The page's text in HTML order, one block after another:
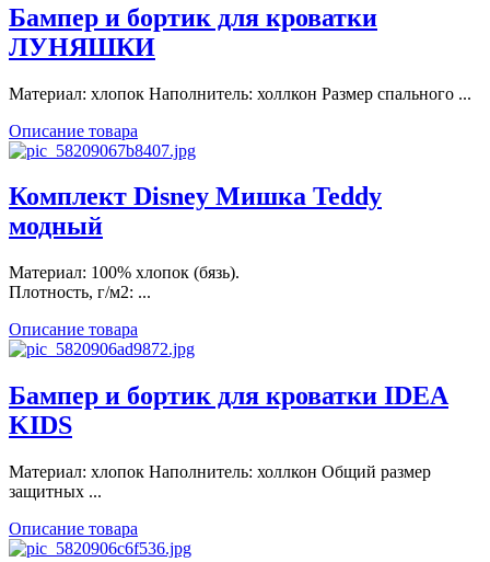
Бампер и бортик для кроватки
ЛУНЯШКИ
Материал: хлопок Наполнитель: холлкон Размер спального ...
Описание товара
Комплект Disney Мишка Teddy
модный
Материал: 100% хлопок (бязь).
Плотность, г/м2: ...
Описание товара
Бампер и бортик для кроватки IDEA
KIDS
Материал: хлопок Наполнитель: холлкон Общий размер
защитных ...
Описание товара